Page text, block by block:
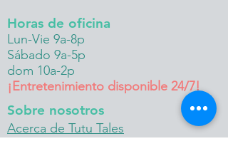
Horas de oficina
Lun-Vie 9a-8p
Sábado 9a-5p
dom 10a-2p
¡Entretenimiento disponible 24/7!
Sobre nosotros
Acerca de Tutu Tales